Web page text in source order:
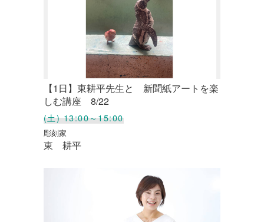
【1日】東耕平先生と 新聞紙アートを楽
しむ講座 8/22
(土) 13:00～15:00
彫刻家
東 耕平